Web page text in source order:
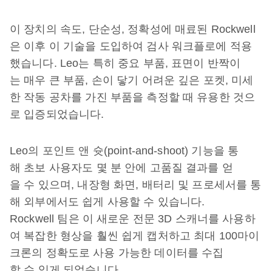
이 장치의 속도, 단순성, 정확성에 매료된 Rockwell
은 이후 이 기술을 도입하여 검사 워크플로에 적용
했습니다. Leo는 특히 중요 부품, 표면이 반짝이
는 매우 큰 부품, 손이 닿기 어려운 깊은 포켓, 미세
한 작동 공차를 가진 부품을 측정할 때 유용한 것으
로 입증되었습니다.
Leo의 포인트 앤 슛(point-and-shoot) 기능을 통
해 초보 사용자도 몇 분 안에 고품질 결과를 얻
을 수 있으며, 내장형 화면, 배터리 및 프로세서를 통
해 외부에서도 쉽게 사용할 수 있습니다.
Rockwell 팀은 이 새로운 전문 3D 스캐너를 사용하
여 복잡한 형상을 훨씬 쉽게 캡처하고 최대 100마이
크론의 정확도로 사용 가능한 데이터를 수집